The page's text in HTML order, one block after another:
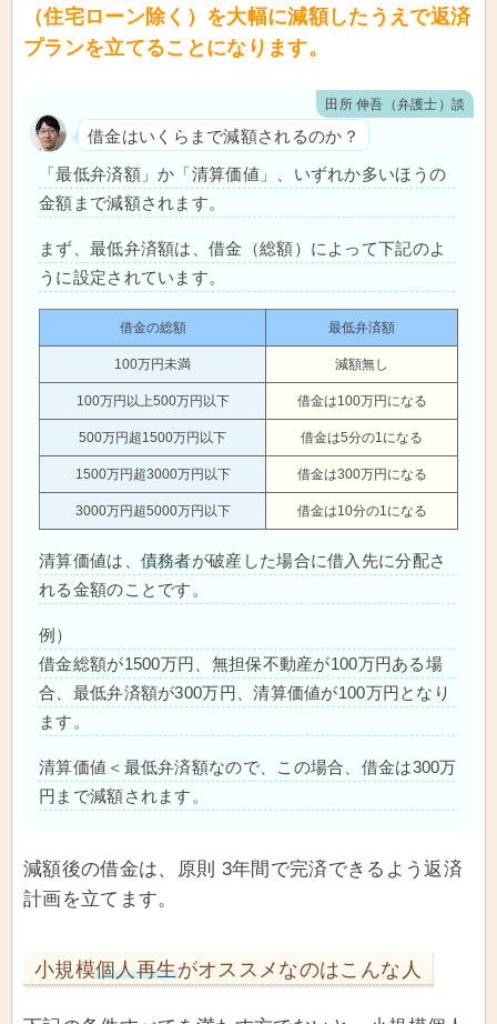
（住宅ローン除く）を大幅に減額したうえで返済
プランを立てることになります。
借金はいくらまで減額されるのか？
「最低弁済額」か「清算価値」、いずれか多いほうの
金額まで減額されます。
まず、最低弁済額は、借金（総額）によって下記のよ
うに設定されています。
借金の総額 最低弁済額
100万円未満 減額無し
100万円以上500万円以下 借金は100万円になる
500万円超1500万円以下 借金は5分の1になる
1500万円超3000万円以下 借金は300万円になる
3000万円超5000万円以下 借金は10分の1になる
清算価値は、 債務者が破産した場合に借入先に分配さ
れる金額のことです。
例）
借金総額が1500万円、無担保不動産が100万円ある場
合、最低弁済額が300万円、清算価値が100万円となり
ます。
清算価値＜最低弁済額なので、この場合、借金は300万
円まで減額されます。
田所 伸吾（弁護士）談
減額後の借金は、原則 3年間で完済できるよう返済
計画を立てます。
小規模個人再生がオススメなのはこんな人